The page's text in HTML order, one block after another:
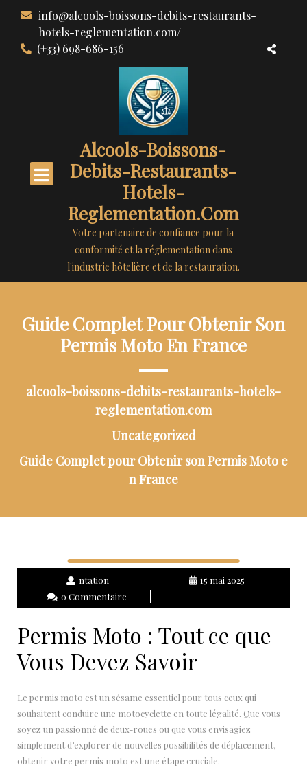
contenu
info@alcools-boissons-debits-restaurants-
hotels-reglementation.com/
(+33) 698-686-156
Alcools-Boissons-
Debits-Restaurants-
Hotels-
Reglementation.com
Votre partenaire de confiance pour la
conformité et la réglementation dans
l'industrie hôtelière et de la restauration.
Guide Complet Pour Obtenir Son
Permis Moto En France
alcools-boissons-debits-restaurants-hotels-
reglementation.com
Uncategorized
Guide Complet pour Obtenir son Permis Moto e
n France
ntation
15 mai 2025
0 Commentaire
Permis Moto : Tout ce que
Vous Devez Savoir
Le permis moto est un sésame essentiel pour tous ceux qui
souhaitent conduire une motocyclette en toute légalité. Que vous
soyez un passionné de deux-roues ou que vous envisagiez
simplement d’explorer de nouvelles possibilités de déplacement,
obtenir votre permis moto est une étape cruciale.